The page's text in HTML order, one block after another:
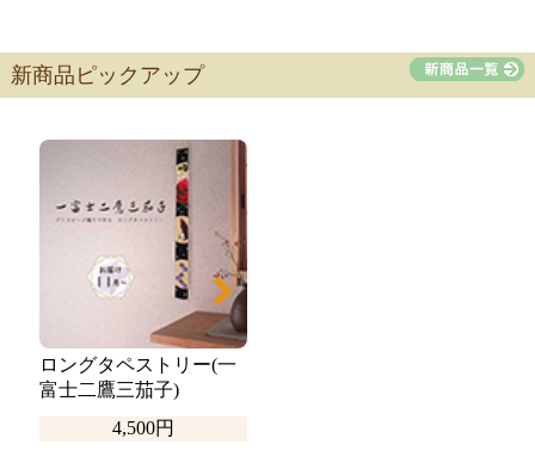
新商品ピックアップ
ロングタペストリー(一
富士二鷹三茄子)
4,500円